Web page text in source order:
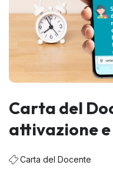
Carta del
attivazione
Carta del Docente